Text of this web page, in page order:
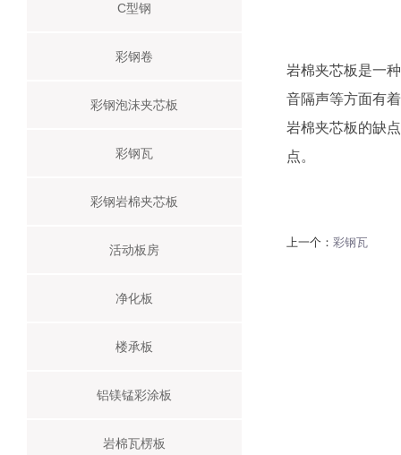
C型钢
彩钢卷
彩钢泡沫夹芯板
彩钢瓦
彩钢岩棉夹芯板
活动板房
净化板
楼承板
铝镁锰彩涂板
岩棉瓦楞板
C型钢
彩钢瓦
岩棉夹芯板是一
音隔声等方面有
岩棉夹芯板的缺
点。
上一个： 彩钢瓦